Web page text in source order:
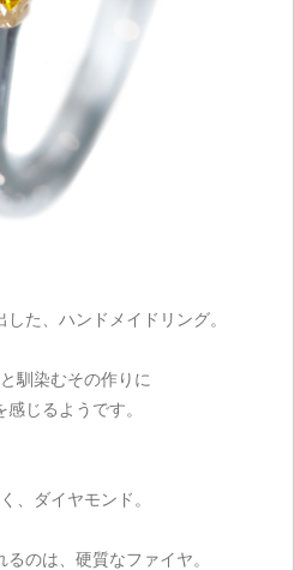
た、ハンドメイドリング。
馴染むその作りに
じるようです。
、ダイヤモンド。
のは、硬質なファイヤ。